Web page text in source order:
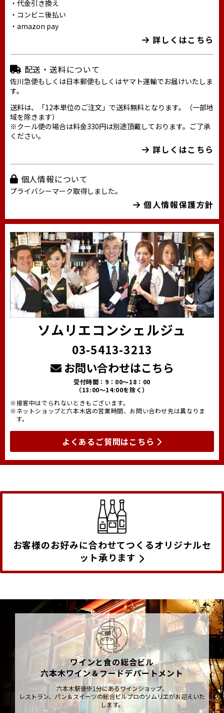
・代金引き換え
・コンビニ後払い
・amazon pay
詳しくはこちら
配送・送料について
佐川急便もしくは日本郵便もしくはヤマト運輸でお届けいたしま
す。
送料は、「12本単位のご注文」で送料無料となります。（一部地
域を除きます）
※クール便の場合は料金330円は別途頂戴しております。ご了承
ください。
詳しくはこちら
個人情報について
プライバシーマーク取得しました。
個人情報保護方針
ソムリエコンシェルジュ
03-5413-3213
お問い合わせはこちら
受付時間：9：00～18：00
（13:00～14:00を除く）
※接客中はでられないときもございます。
※ネットショップと六本木店の営業時間、お問い合わせ先は異なりま
す。
よくあるご質問はこちら
お客様のお好みに合わせてつくるオリジナルセ
ット承ります
ワインと食の総合ビル
六本木ワイン＆フードデパートメント
六本木駅徒歩1分にあるワインショップ、
レストラン、パン＆スイーツの総合ビルプロのソムリエがお迎えいた
します。